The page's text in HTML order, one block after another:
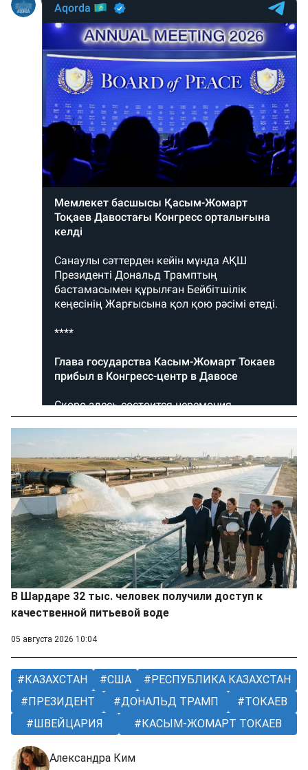
В Шардаре 32 тыс. человек получили доступ к
качественной питьевой воде
05 августа 2026 10:04
КАЗАХСТАН США
РЕСПУБЛИКА КАЗАХСТАН
ПРЕЗИДЕНТ
ДОНАЛЬД ТРАМП
ТОКАЕВ
ШВЕЙЦАРИЯ
КАСЫМ-ЖОМАРТ ТОКАЕВ
Александра Ким